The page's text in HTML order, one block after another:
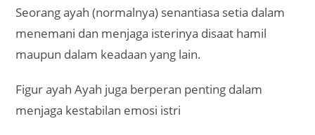
Seorang ayah (normalnya) senantiasa setia dalam
menemani dan menjaga isterinya disaat hamil
maupun dalam keadaan yang lain.
Figur ayah Ayah juga berperan penting dalam
menjaga kestabilan emosi istri